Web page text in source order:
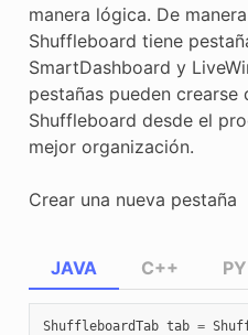
manera lógica. De
Shuffleboard tiene
SmartDashboard y
pestañas pueden crearse
Shuffleboard desde el
mejor organización.
Crear una nueva pestaña
JAVA
ShuffleboardTab tab =
C++